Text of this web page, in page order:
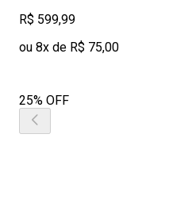
R$ 599,99
ou 8x de R$ 75,00
25% OFF